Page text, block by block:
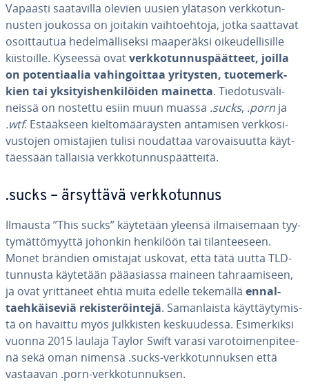
Vapaasti saa­ta­vil­la olevien uusien ylätason verk­ko­tun­
nus­ten joukossa on joitakin vaih­toeh­to­ja, jotka saattavat
osoit­tau­tua he­del­mäl­li­sek­si maa­pe­räk­si oi­keu­del­li­sil­le
kiis­toil­le. Kyseessä ovatverk­ko­tun­nus­päät­teet, joilla
on po­ten­ti­aa­lia va­hin­goit­taa yritysten, tuo­te­merk­
kien tai yk­si­tyis­hen­ki­löi­den mainetta. Tie­do­tus­vä­li­
neis­sä on nostettu esiin muun muassa .sucks, .porn ja
.wtf. Es­tääk­seen kiel­to­mää­räys­ten antamisen verk­ko­si­
vus­to­jen omis­ta­jien tulisi noudattaa va­ro­vai­suut­ta käyt­
täes­sään tällaisia verk­ko­tun­nus­päät­tei­tä.
.sucks – ärsyttävä verk­ko­tun­nus
Ilmausta ”This sucks” käytetään yleensä il­mai­se­maan tyy­
ty­mät­tö­myyt­tä johonkin henkilöön tai ti­lan­tee­seen.
Monet brändien omistajat uskovat, että tätä uutta TLD-
tunnusta käytetään pää­asias­sa maineen tah­raa­mi­seen,
ja ovat yrit­tä­neet ehtiä muita edelle tekemällä en­nal­
taeh­käi­se­viä re­kis­te­röin­te­jä. Sa­man­lais­ta käyt­täy­ty­mis­
tä on havaittu myös julk­kis­ten kes­kuu­des­sa. Esi­mer­kik­si
vuonna 2015 laulaja Taylor Swift varasi va­ro­toi­men­pi­tee­
nä sekä oman nimensä .sucks-verk­ko­tun­nuk­sen että
vastaavan .porn-verk­ko­tun­nuk­sen.